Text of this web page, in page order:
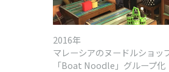
2016年
マレーシアのヌードルショッ
「Boat Noodle」グループ化